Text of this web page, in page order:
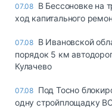
07.08 В Бессоновке на
ход капитального
07.08 В Ивановской
порядок 5 км
Кулачево
07.08 Под Тосно
одну стройплощадку